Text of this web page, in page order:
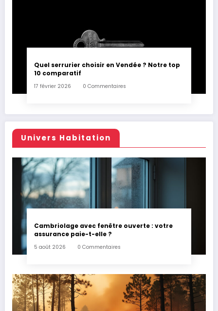
Quel serrurier choisir en Vendée ? Notre top
10 comparatif
17 février 2026 0 Commentaires
Univers Habitation
Cambriolage avec fenêtre ouverte : votre
assurance paie-t-elle ?
5 août 2026 0 Commentaires